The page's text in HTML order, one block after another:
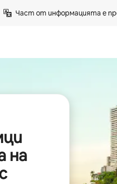
Част от информацията е
на